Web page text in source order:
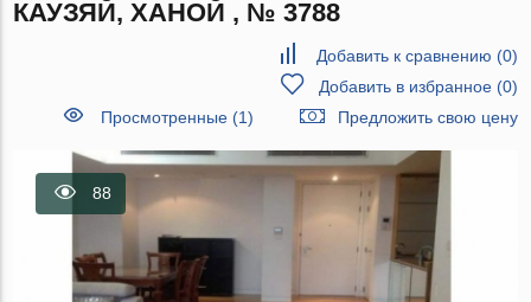
КАУЗЯЙ, ХАНОЙ , № 3788
Добавить к сравнению (0)
Добавить в избранное(0)
Просмотренные (1)
Предложить свою цену
88